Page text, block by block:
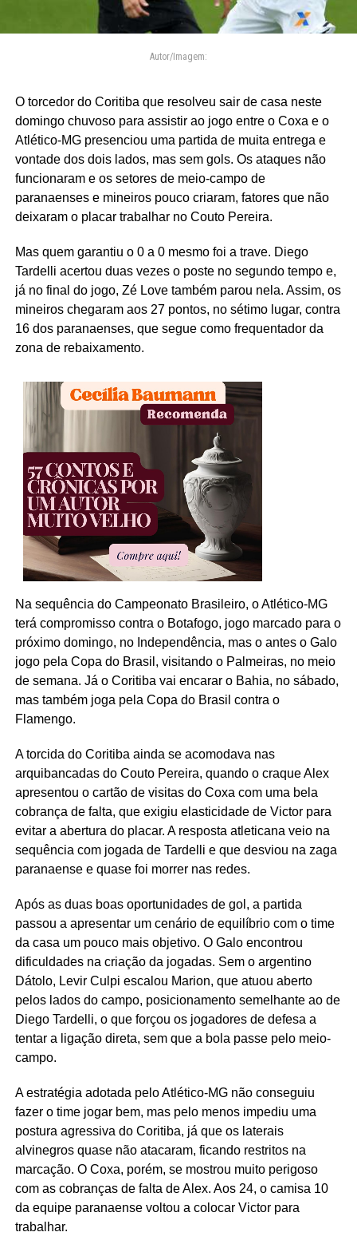
Autor/Imagem:
O torcedor do Coritiba que resolveu sair de casa neste
domingo chuvoso para assistir ao jogo entre o Coxa e o
Atlético-MG presenciou uma partida de muita entrega e
vontade dos dois lados, mas sem gols. Os ataques não
funcionaram e os setores de meio-campo de
paranaenses e mineiros pouco criaram, fatores que não
deixaram o placar trabalhar no Couto Pereira.
Mas quem garantiu o 0 a 0 mesmo foi a trave. Diego
Tardelli acertou duas vezes o poste no segundo tempo e,
já no final do jogo, Zé Love também parou nela. Assim, os
mineiros chegaram aos 27 pontos, no sétimo lugar, contra
16 dos paranaenses, que segue como frequentador da
zona de rebaixamento.
Na sequência do Campeonato Brasileiro, o Atlético-MG
terá compromisso contra o Botafogo, jogo marcado para o
próximo domingo, no Independência, mas o antes o Galo
jogo pela Copa do Brasil, visitando o Palmeiras, no meio
de semana. Já o Coritiba vai encarar o Bahia, no sábado,
mas também joga pela Copa do Brasil contra o
Flamengo.
A torcida do Coritiba ainda se acomodava nas
arquibancadas do Couto Pereira, quando o craque Alex
apresentou o cartão de visitas do Coxa com uma bela
cobrança de falta, que exigiu elasticidade de Victor para
evitar a abertura do placar. A resposta atleticana veio na
sequência com jogada de Tardelli e que desviou na zaga
paranaense e quase foi morrer nas redes.
Após as duas boas oportunidades de gol, a partida
passou a apresentar um cenário de equilíbrio com o time
da casa um pouco mais objetivo. O Galo encontrou
dificuldades na criação da jogadas. Sem o argentino
Dátolo, Levir Culpi escalou Marion, que atuou aberto
pelos lados do campo, posicionamento semelhante ao de
Diego Tardelli, o que forçou os jogadores de defesa a
tentar a ligação direta, sem que a bola passe pelo meio-
campo.
A estratégia adotada pelo Atlético-MG não conseguiu
fazer o time jogar bem, mas pelo menos impediu uma
postura agressiva do Coritiba, já que os laterais
alvinegros quase não atacaram, ficando restritos na
marcação. O Coxa, porém, se mostrou muito perigoso
com as cobranças de falta de Alex. Aos 24, o camisa 10
da equipe paranaense voltou a colocar Victor para
trabalhar.